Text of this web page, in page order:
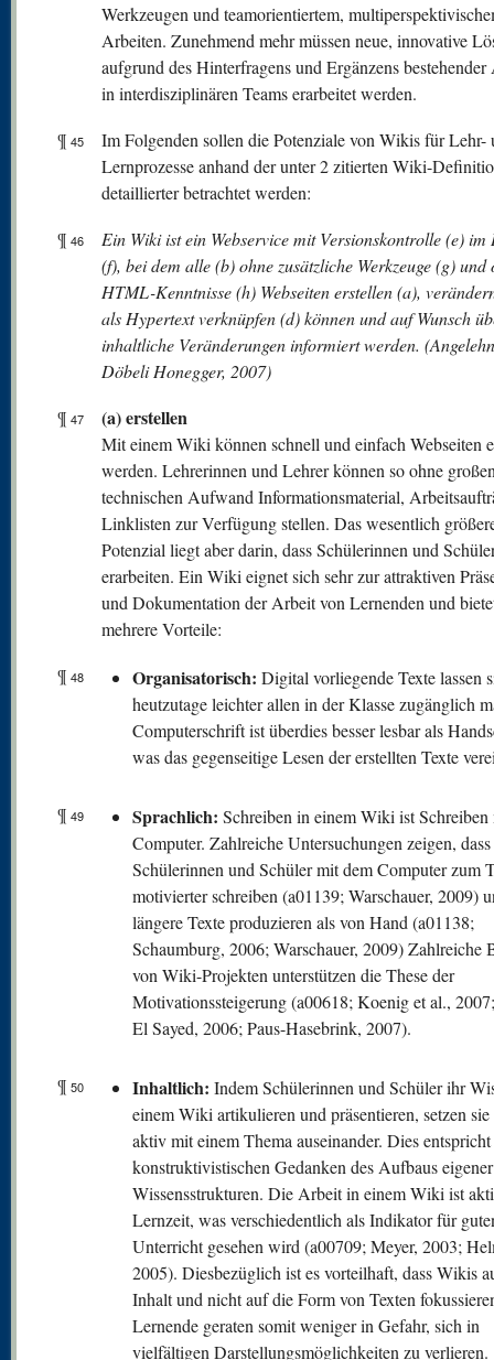
Werkzeugen und teamorientiertem,
Arbeiten. Zunehmend mehr müssen neue, innovative
aufgrund des Hinterfragens und Ergänzens bestehender
in interdisziplinären Teams erarbeitet werden.
¶ 45
Im Folgenden sollen die Potenziale von Wikis für Lehr-
Lernprozesse anhand der unter 2 zitierten Wiki-
detaillierter betrachtet werden:
¶ 46
Ein Wiki ist ein Webservice mit Versionskontrolle (e) im
(f), bei dem alle (b) ohne zusätzliche Werkzeuge (g) und
HTML-Kenntnisse (h) Webseiten erstellen (a),
als Hypertext verknüpfen (d) können und auf Wunsch
inhaltliche Veränderungen informiert werden.
Döbeli Honegger, 2007)
¶ 47 (a) erstellen
Mit einem Wiki können schnell und einfach Webseiten
werden. Lehrerinnen und Lehrer können so ohne
technischen Aufwand Informationsmaterial,
Linklisten zur Verfügung stellen. Das wesentlich
Potenzial liegt aber darin, dass Schülerinnen und
erarbeiten. Ein Wiki eignet sich sehr zur attraktiven
und Dokumentation der Arbeit von Lernenden und
mehrere Vorteile:
¶ 48 Organisatorisch: Digital vorliegende Texte lassen
heutzutage leichter allen in der Klasse zugänglich
Computerschrift ist überdies besser lesbar als
was das gegenseitige Lesen der erstellten Texte
¶ 49 Sprachlich: Schreiben in einem Wiki ist Schreiben
Computer. Zahlreiche Untersuchungen zeigen, dass
Schülerinnen und Schüler mit dem Computer zum
motivierter schreiben (a01139; Warschauer, 2009)
längere Texte produzieren als von Hand (a01138;
Schaumburg, 2006; Warschauer, 2009) Zahlreiche
von Wiki-Projekten unterstützen die These der
Motivationssteigerung (a00618; Koenig et al.,
El Sayed, 2006; Paus-Hasebrink, 2007).
¶ 50 Inhaltlich: Indem Schülerinnen und Schüler ihr
einem Wiki artikulieren und präsentieren, setzen sie
aktiv mit einem Thema auseinander. Dies
konstruktivistischen Gedanken des Aufbaus eigener
Wissensstrukturen. Die Arbeit in einem Wiki ist
Lernzeit, was verschiedentlich als Indikator für
Unterricht gesehen wird (a00709; Meyer, 2003;
2005). Diesbezüglich ist es vorteilhaft, dass Wikis
Inhalt und nicht auf die Form von Texten
Lernende geraten somit weniger in Gefahr, sich in
vielfältigen Darstellungsmöglichkeiten zu verlieren.